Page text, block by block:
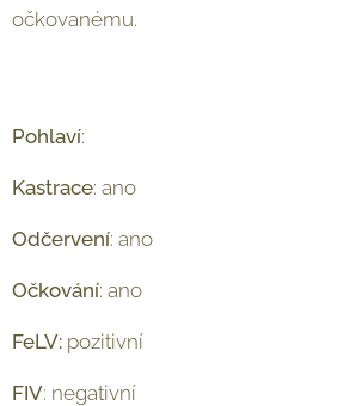
očkovanému.
Pohlaví: ♀
Kastrace: ano
Odčervení: ano
Očkování: ano
FeLV: pozitivní
FIV: negativní